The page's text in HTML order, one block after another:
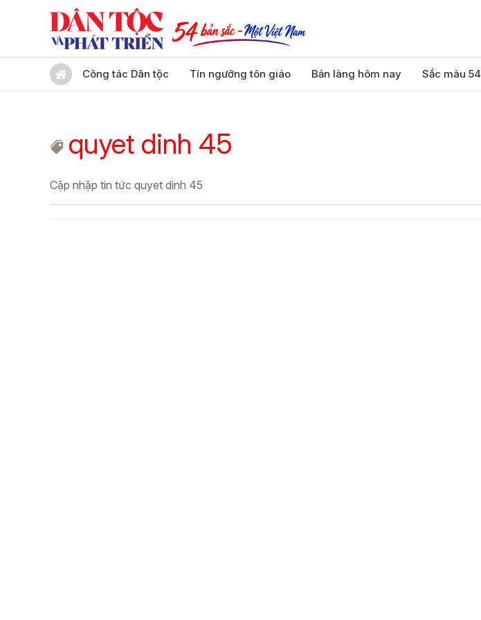
Công tác Dân tộc Tín ngưỡng tôn giáo Bản làng hôm nay Sắc màu 54
quyet dinh 45
Cập nhập tin tức quyet dinh 45